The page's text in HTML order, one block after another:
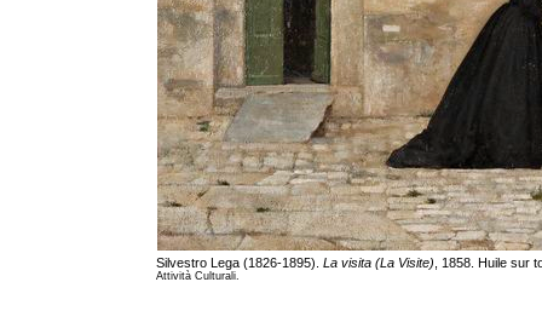
Silvestro Lega (1826-1895). La visita (La Visite) , 1858. Huile sur
Attività Culturali.